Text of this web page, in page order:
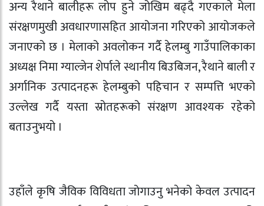
अन्य रैथाने बालीहरू लोप हुने जोखिम बढ्दै गएकाले मेला
संरक्षणमुखी अवधारणासहित आयोजना गरिएको आयोजकले
जनाएको छ । मेलाको अवलोकन गर्दै हेलम्बु गाउँपालिकाका
अध्यक्ष निमा ग्याल्जेन शेर्पाले स्थानीय बिउबिजन, रैथाने बाली र
अर्गानिक उत्पादनहरू हेलम्बुको पहिचान र सम्पत्ति भएको
उल्लेख गर्दै यस्ता स्रोतहरूको संरक्षण आवश्यक रहेको
बताउनुभयो ।
उहाँले कृषि जैविक विविधता जोगाउनु भनेको केवल उत्पादन